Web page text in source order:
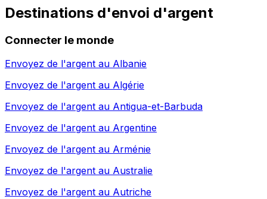
Destinations d'envoi d'argent
Connecter le monde
Envoyez de l'argent au Albanie
Envoyez de l'argent au Algérie
Envoyez de l'argent au Antigua-et-Barbuda
Envoyez de l'argent au Argentine
Envoyez de l'argent au Arménie
Envoyez de l'argent au Australie
Envoyez de l'argent au Autriche